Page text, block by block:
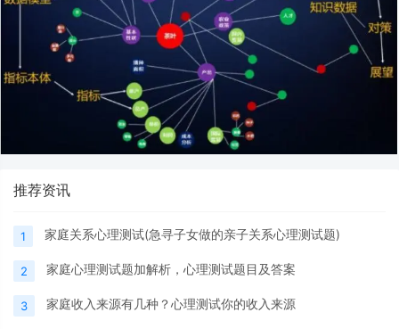
推荐资讯
1 家庭关系心理测试(急寻子女做的亲子关系心理测试题)
2 家庭心理测试题加解析，心理测试题目及答案
3 家庭收入来源有几种？心理测试你的收入来源